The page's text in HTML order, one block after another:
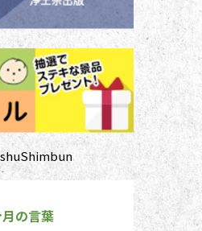
の言葉